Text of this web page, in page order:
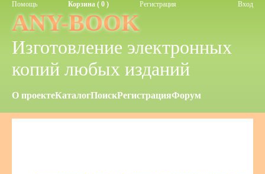
Помощь Корзина ( 0 ) Регистрация Вход
ANY-BOOK
Изготовление электронных
копий любых изданий
О проектеКаталогПоискРегистрацияФорум